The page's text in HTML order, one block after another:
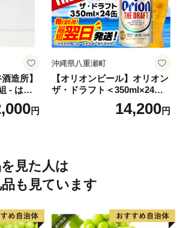
造所】
‐ はな
酒 南光
泡盛 甘
円
沖縄県八重瀬町
【オリオンビール】オリオン
ザ・ドラフト＜350ml×24缶
＞-ビール オリオン ビール 1
ケース 350ml 24本 すっきり
14,200円
見た人は
も見ています